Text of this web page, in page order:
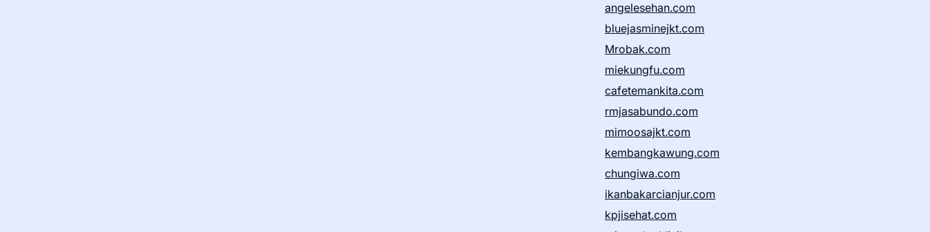
angelesehan.com
bluejasminejkt.com
Mrobak.com
miekungfu.com
cafetemankita.com
rmjasabundo.com
mimoosajkt.com
kembangkawung.com
chungiwa.com
ikanbakarcianjur.com
kpjisehat.com